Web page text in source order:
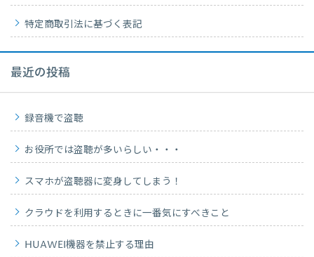
特定商取引法に基づく表記
最近の投稿
録音機で盗聴
お役所では盗聴が多いらしい・・・
スマホが盗聴器に変身してしまう！
クラウドを利用するときに一番気にすべきこと
HUAWEI機器を禁止する理由